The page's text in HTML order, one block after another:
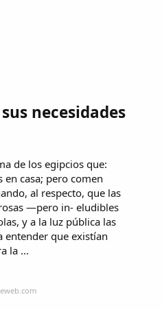
necesidades
de los egipcios que:
en casa; pero comen
al respecto, que las
—pero in- eludibles
y a la luz pública las
entender que existían
la ...